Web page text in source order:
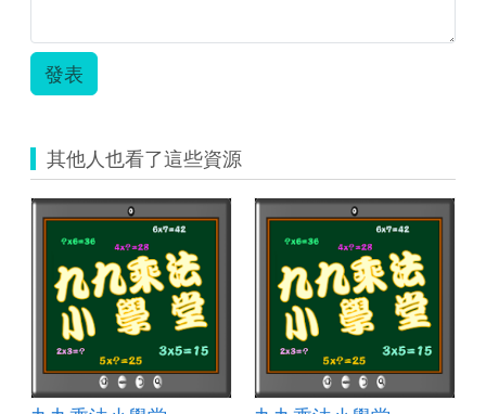
發表
其他人也看了這些資源